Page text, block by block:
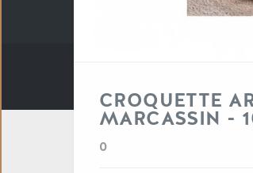
CROQUETTE
MARCASSIN -
0